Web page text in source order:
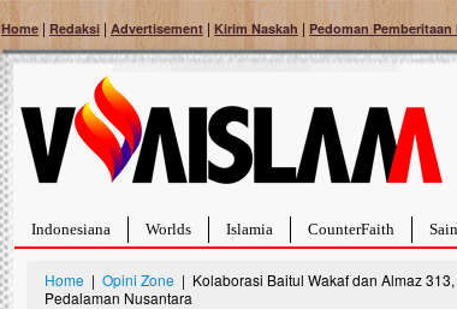
Home | Redaksi | Advertisement | Kirim Naskah | Pedoman Pemberitaan
Indonesiana Worlds Islamia CounterFaith
Home | Opini Zone | Kolaborasi Baitul Wakaf dan Almaz
Pedalaman Nusantara